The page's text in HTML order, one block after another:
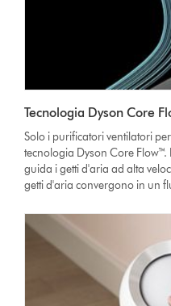
Tecnologia Dyson Core
Solo i purificatori ventilatori
tecnologia Dyson Core
guida i getti d'aria ad alta
getti d'aria convergono in un